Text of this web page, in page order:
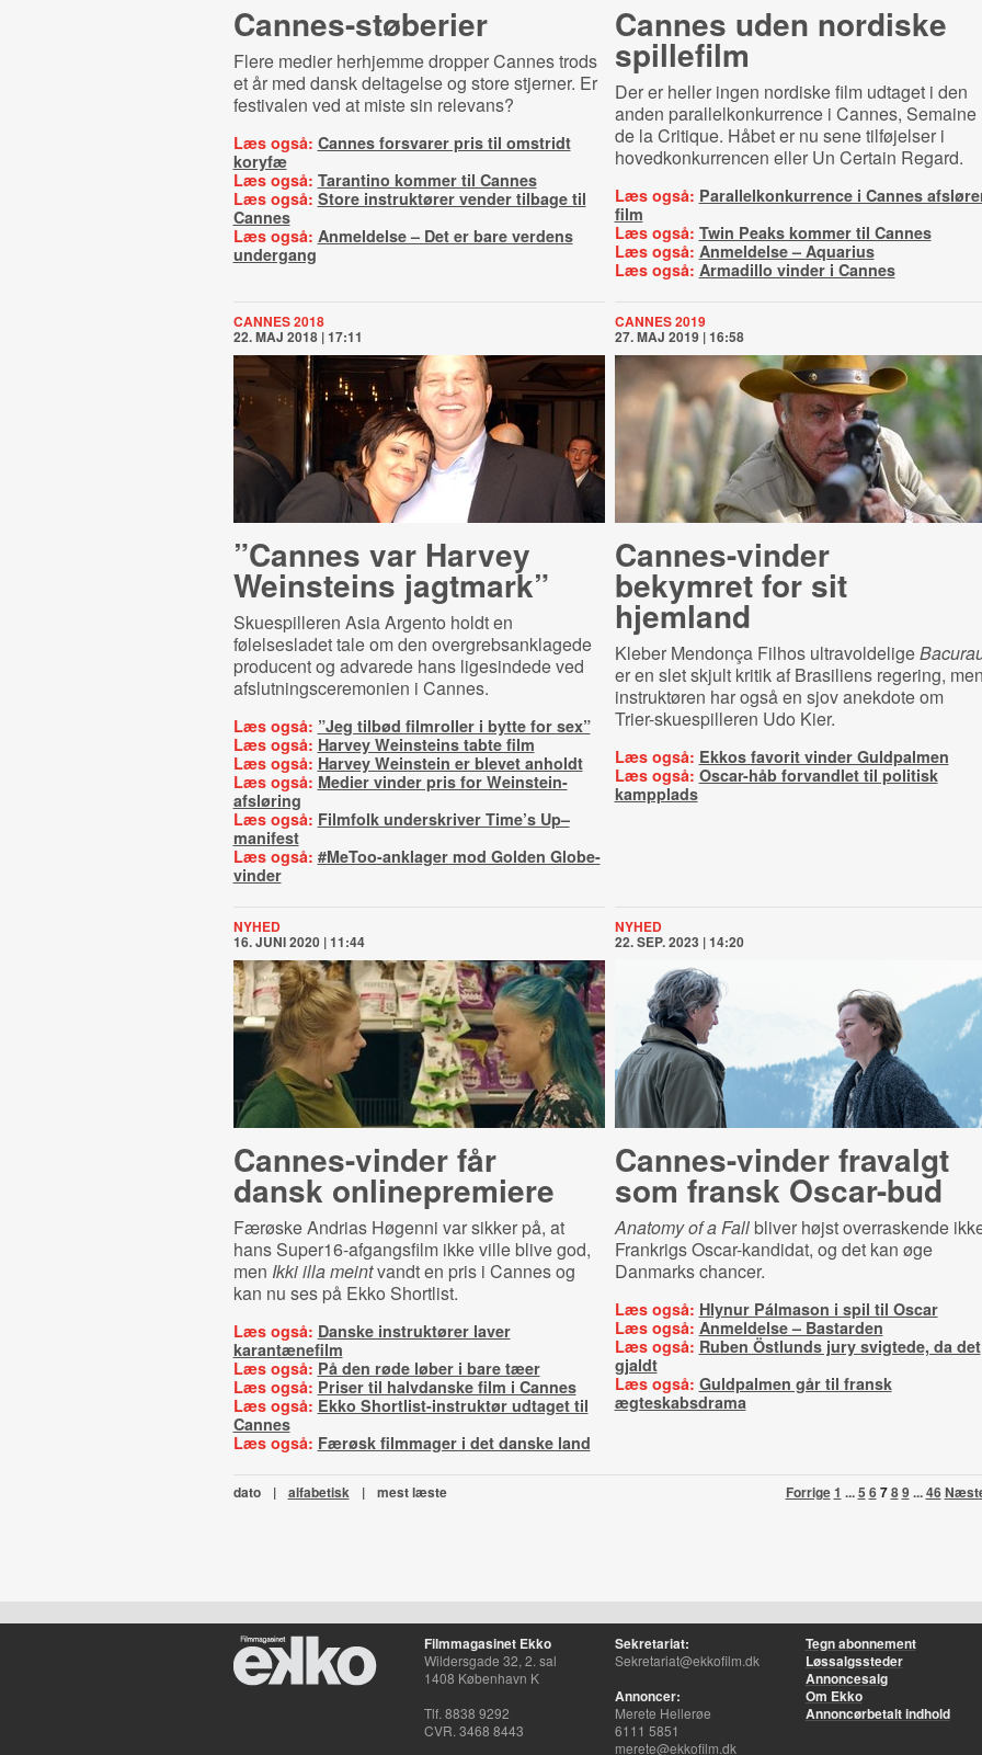
Can­nes-​stø­be­ri­er
Flere medier herhjemme dropper Cannes trods
et år med dansk deltagelse og store stjerner. Er
festivalen ved at miste sin relevans?
Læs også: Cannes forsvarer pris til omstridt
koryfæ
Læs også: Tarantino kommer til Cannes
Læs også: Store instruktører vender tilbage til
Cannes
Læs også: Anmeldelse – Det er bare verdens
undergang
Cannes uden nordiske
spillefilm
Der er heller ingen nordiske film udtaget i den
anden parallelkonkurrence i Cannes, Semaine
de la Critique. Håbet er nu sene tilføjelser i
hovedkonkurrencen eller Un Certain Regard.
Læs også: Parallelkonkurrence i Cannes
film
Læs også: Twin Peaks kommer til Cannes
Læs også: Anmeldelse – Aquarius
Læs også: Armadillo vinder i Cannes
CANNES 2018
22. MAJ 2018 | 17:11
”Cannes var Harvey
Weinsteins jagtmark”
Skuespilleren Asia Argento holdt en
følelsesladet tale om den overgrebsanklagede
producent og advarede hans ligesindede ved
afslutningsceremonien i Cannes.
Læs også: ”Jeg tilbød filmroller i bytte for sex”
Læs også: Harvey Weinsteins tabte film
Læs også: Harvey Weinstein er blevet anholdt
Læs også: Medier vinder pris for Weinstein-
afsløring
Læs også: Filmfolk underskriver Time’s Up–
manifest
Læs også: #MeToo-anklager mod Golden Globe-
vinder
CANNES 2019
27. MAJ 2019 | 16:58
Cannes-vinder
bekymret for sit
hjemland
Kleber Mendonça Filhos ultravoldelige
er en slet skjult kritik af Brasiliens regering,
instruktøren har også en sjov anekdote om
Trier-skuespilleren Udo Kier.
Læs også: Ekkos favorit vinder Guldpalmen
Læs også: Oscar-håb forvandlet til politisk
kampplads
NYHED
16. JUNI 2020 | 11:44
Cannes-vinder får
dansk onlinepremiere
Færøske Andrias Høgenni var sikker på, at
hans Super16-afgangsfilm ikke ville blive god,
men Ikki illa meintvandt en pris i Cannes og
kan nu ses på Ekko Shortlist.
Læs også: Danske instruktører laver
karantænefilm
Læs også: På den røde løber i bare tæer
Læs også: Priser til halvdanske film i Cannes
Læs også: Ekko Shortlist-instruktør udtaget til
Cannes
Læs også: Færøsk filmmager i det danske land
NYHED
22. SEP. 2023 | 14:20
Cannes-vinder fravalgt
som fransk Oscar-bud
Anatomy of a Fall bliver højst overraskende
Frankrigs Oscar-kandidat, og det kan øge
Danmarks chancer.
Læs også: Hlynur Pálmason i spil til Oscar
Læs også: Anmeldelse – Bastarden
Læs også: Ruben Östlunds jury svigtede, da det
gjaldt
Læs også: Guldpalmen går til fransk
ægteskabsdrama
Forrige1 ...5 6789...46
dato | alfabetisk | mest læste
Filmmagasinet Ekko
Wildersgade 32, 2. sal
1408 København K
Tlf. 8838 9292
CVR. 3468 8443
Sekretariat:
Sekretariat@ekkofilm.dk
Annoncer:
Merete Hellerøe
6111 5851
merete@ekkofilm.dk
Tegn abonnement
Løssalgssteder
Annoncesalg
Om Ekko
Annoncørbetalt indhold